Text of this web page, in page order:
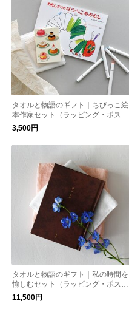
タオルと物語のギフト｜ちびっこ絵
本作家セット（ラッピング・ポスト
カード付）【送料無料】［メール
便］
3,500円
タオルと物語のギフト｜私の時間を
愉しむセット（ラッピング・ポスト
カード付）【送料無料】［メール
便］
11,500円